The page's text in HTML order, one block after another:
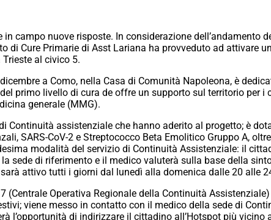
campo nuove risposte. In considerazione dell’andamento
Cure Primarie di Asst Lariana ha provveduto ad attivare
al civico 5.
a Como, nella Casa di Comunità Napoleona, è
primo livello di cura de offre un supporto sul territorio per i
generale (MMG).
Continuità assistenziale che hanno aderito al progetto; è
SARS-CoV-2 e Streptococco Beta Emolitico Gruppo A,
modalità del servizio di Continuità Assistenziale: il
sede di riferimento e il medico valuterà sulla base della
attivo tutti i giorni dal lunedì alla domenica dalle 20 alle
Operativa Regionale della Continuità
viene messo in contatto con il medico della sede di
l’opportunità di indirizzare il cittadino all’Hotspot più vicino